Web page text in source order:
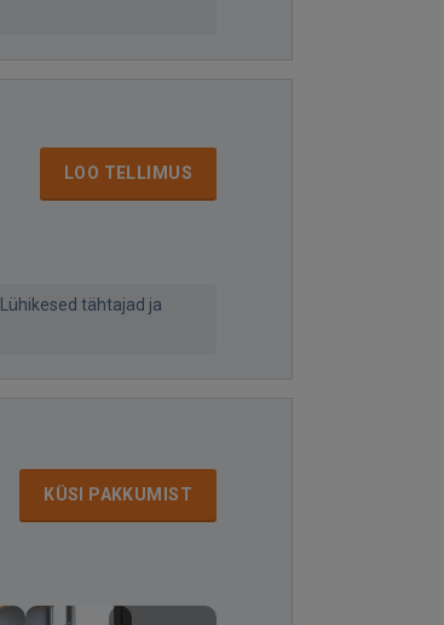
LOO TELLIMUS
tähtajad ja
KÜSI PAKKUMIST